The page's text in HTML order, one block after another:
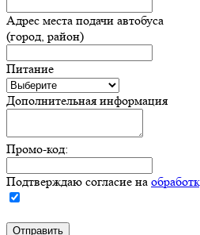
Адрес места подачи автобуса
(город, район)
Питание
Дополнительная информация
Промо-код:
Подтверждаю согласие на